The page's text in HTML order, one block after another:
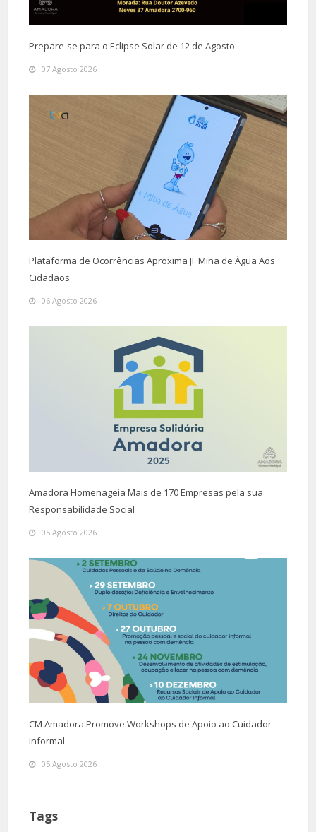
Prepare-se para o Eclipse Solar de 12 de Agosto
07 Agosto 2026
Plataforma de Ocorrências Aproxima JF Mina de Água Aos
Cidadãos
06 Agosto 2026
Amadora Homenageia Mais de 170 Empresas pela sua
Responsabilidade Social
05 Agosto 2026
CM Amadora Promove Workshops de Apoio ao Cuidador
Informal
05 Agosto 2026
Tags